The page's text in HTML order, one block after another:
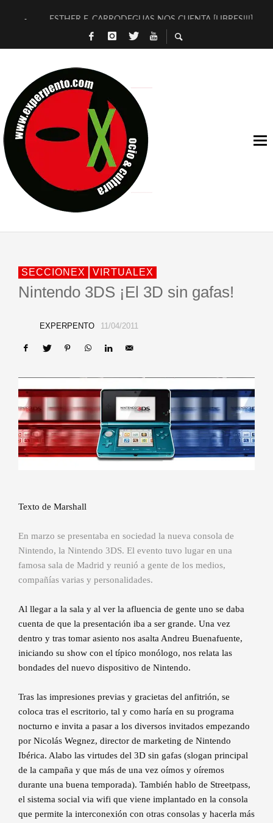
ESTHER F. CARRODEGUAS NOS CUENTA [LIBRES!!!]
[TERRA DE GUAPES] DE SANDRA MONFORT
TIMBRE 4, LA ESCUELA DEL DIRECTOR TEATRAL CLAUDIO
30 AÑOS (NO ES NADA) DE LA KATARSIS DEL TOMATAZO
MILITARES JUDÍAS EN #EXVITA
D’BALDOMEROS REINVENTAN [BITÁCORA 3.0] EN EXVITA
MARSHALL FLASH PRESENTA EN EXVITA [RELATIVA
JOFRE BARDAGÍ EN EXVITA INTERPRETANDO A SERRAT
SECCIONEX VIRTUALEX
Nintendo 3DS ¡El 3D sin gafas!
EXPERPENTO 11/04/2011
Texto de Marshall
En marzo se presentaba en sociedad la nueva consola de
Nintendo, la Nintendo 3DS. El evento tuvo lugar en una
famosa sala de Madrid y reunió a gente de los medios,
compañías varias y personalidades.
Al llegar a la sala y al ver la afluencia de gente uno se daba
cuenta de que la presentación iba a ser grande. Una vez
dentro y tras tomar asiento nos asalta Andreu Buenafuente,
iniciando su show con el típico monólogo, nos relata las
bondades del nuevo dispositivo de Nintendo.
Tras las impresiones previas y gracietas del anfitrión, se
coloca tras el escritorio, tal y como haría en su programa
nocturno e invita a pasar a los diversos invitados empezando
por Nicolás Wegnez, director de marketing de Nintendo
Ibérica. Alabo las virtudes del 3D sin gafas (slogan principal
de la campaña y que más de una vez oímos y oíremos
durante una buena temporada). También hablo de Streetpass,
el sistema social via wifi que viene implantado en la consola
que permite la interconexión con otras consolas y hacerla más